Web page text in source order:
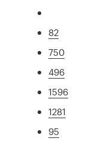
82
750
496
1596
1281
95